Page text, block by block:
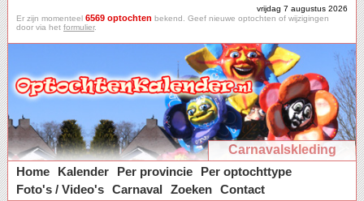
vrijdag 7 augustus 2026
Er zijn momenteel 6569 optochten bekend. Geef nieuwe optochten of wijzigingen
door via het formulier.
Carnavalskleding
Home
Kalender Per provincie
Per optochttype
Foto's / Video's Carnaval Zoeken Contact